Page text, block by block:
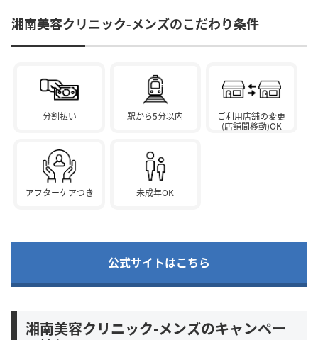
湘南美容クリニック-メンズのこだわり条件
分割払い 駅から5分以内
ご利用店舗の変更
(店舗間移動)OK
アフターケアつき 未成年OK
公式サイトはこちら
湘南美容クリニック-メンズのキャンペー